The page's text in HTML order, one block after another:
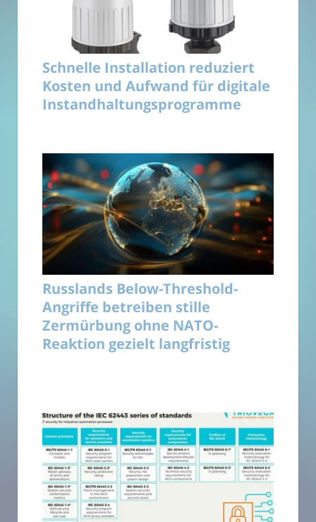
Schnelle Installation reduziert
Kosten und Aufwand für digitale
Instandhaltungsprogramme
Russlands Below-Threshold-
Angriffe betreiben stille
Zermürbung ohne NATO-
Reaktion gezielt langfristig